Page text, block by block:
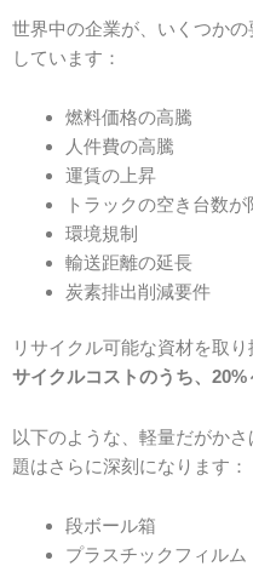
世界中の企業が、いくつか
しています：
燃料価格の高騰
人件費の高騰
運賃の上昇
トラックの空き台数
環境規制
輸送距離の延長
炭素排出削減要件
リサイクル可能な資材を取
サイクルコストのうち、20%
以下のような、軽量だがか
題はさらに深刻になります：
段ボール箱
プラスチックフィルム